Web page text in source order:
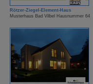
Rötzer-Ziegel-Element-Haus
Musterhaus Bad Vilbel Hausnummer 64